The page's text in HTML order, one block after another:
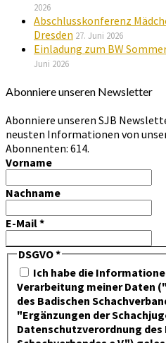
2026
Abschlusskonferenz
Dresden 27. Juni 2026
Einladung zum BW
Juni 2026
Abonniere unseren Newsletter
Abonniere unseren SJB
neusten Informationen von
Abonnenten: 614.
Vorname
Nachname
E-Mail*
DSGVO*
Ich habe die
Verarbeitung meiner Daten
des Badischen
"Ergänzungen der
Datenschutzverordnung des